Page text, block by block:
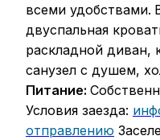
всеми удобствами.
двуспальная
раскладной диван,
санузел с душем,
Питание:
Условия заезда:
отправлению